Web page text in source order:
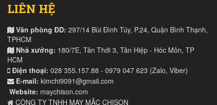
LIÊN HỆ
Văn phòng ĐD: 297/14 Bùi Đình Túy, P.24, Quận Bình Thạnh,
TPHCM
Nhà xưởng: 180/7E, Tân Thới 3, Tân Hiệp - Hóc Môn, TP
HCM
Điện thoại: 028 355.157.88 - 0979 047 623 (Zalo, Viber)
E-mail: kimchi9091@gmail.com
Website: maychison.com
CÔNG TY TNHH MAY MẶC CHISON